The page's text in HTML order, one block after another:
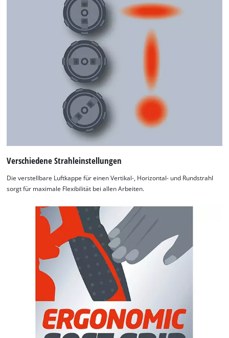
Verschiedene Strahleinstellungen
Die verstellbare Luftkappe für einen Vertikal-, Horizontal- und Rundstrahl
sorgt für maximale Flexibilität bei allen Arbeiten.